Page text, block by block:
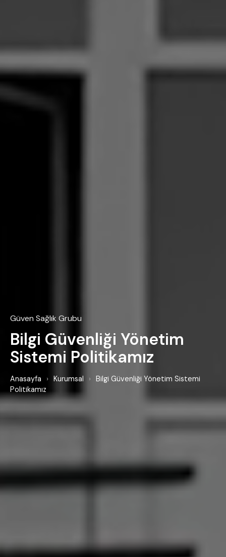
Güven Sağlık Grubu
Bilgi Güvenliği Yönetim
Sistemi Politikamız
Anasayfa › Kurumsal ›
Bilgi Güvenliği Yönetim Sistemi
Politikamız